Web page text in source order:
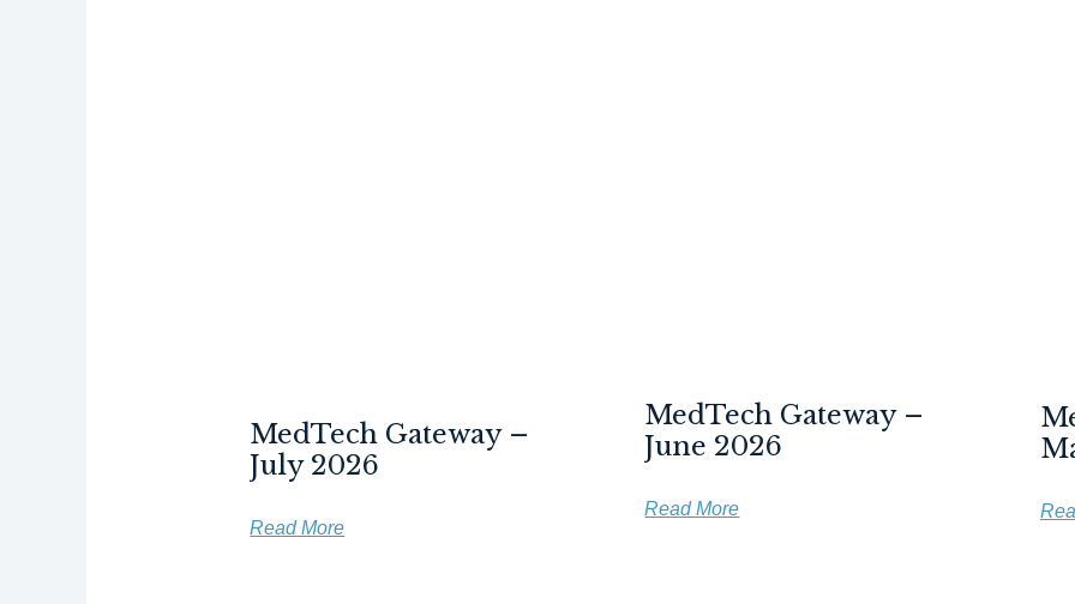
MedTech Gateway –
July 2026
Read More
MedTech Gateway –
June 2026
Read More